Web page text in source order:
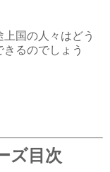
国の人々はどう
るのでしょう
ズ目次